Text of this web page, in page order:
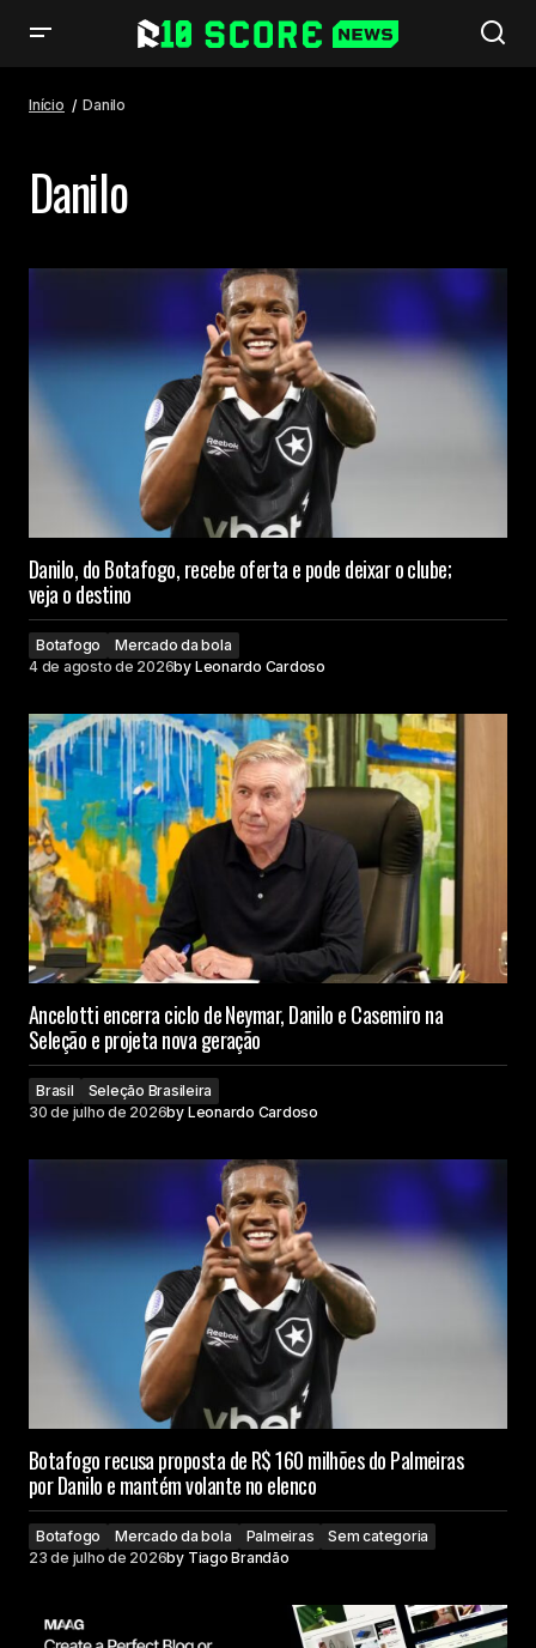
Início Danilo
Danilo
Danilo, do Botafogo, recebe oferta e pode deixar o clube;
veja o destino
Botafogo
Mercado da bola
4 de agosto de 2026by Leonardo Cardoso
Ancelotti encerra ciclo de Neymar, Danilo e Casemiro na
Seleção e projeta nova geração
Brasil
Seleção Brasileira
30 de julho de 2026by Leonardo Cardoso
Botafogo recusa proposta de R$ 160 milhões do Palmeiras
por Danilo e mantém volante no elenco
Botafogo Mercado da bola Palmeiras
Sem categoria
23 de julho de 2026by Tiago Brandão